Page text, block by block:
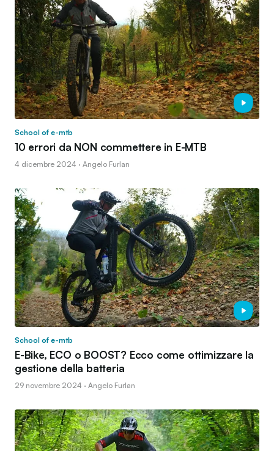
School of e-mtb
10 errori da NON commettere in E-MTB
4 dicembre 2024 · Angelo Furlan
School of e-mtb
E-Bike, ECO o BOOST? Ecco come ottimizzare la
gestione della batteria
29 novembre 2024 · Angelo Furlan